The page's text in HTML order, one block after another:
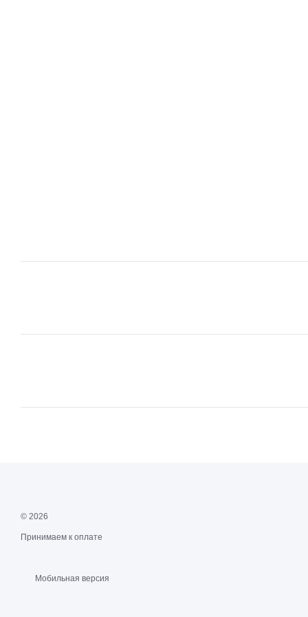
© 2026
Принимаем к оплате
Мобильная версия